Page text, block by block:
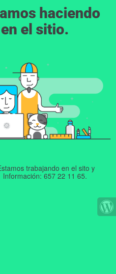
haciendo
el sitio.
trabajando en el sito y
657 22 11 65.